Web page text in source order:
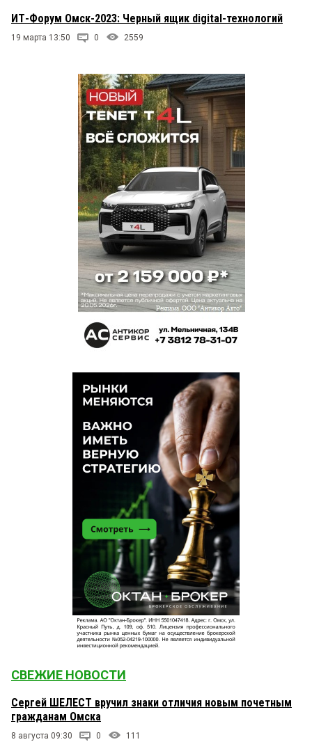
ИТ-Форум Омск-2023: Черный ящик digital-технологий
19 марта 13:50 0 2559
СВЕЖИЕ НОВОСТИ
Сергей ШЕЛЕСТ вручил знаки отличия новым почетным
гражданам Омска
8 августа 09:30 0 111